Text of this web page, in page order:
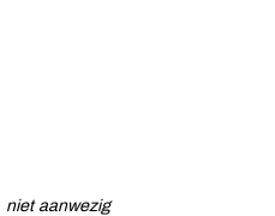
niet aanwezig